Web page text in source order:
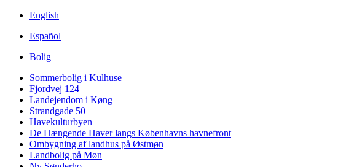
English
Español
Bolig
Sommerbolig i Kulhuse
Fjordvej 124
Landejendom i Køng
Strandgade 50
Havekulturbyen
De Hængende Haver langs Københavns havnefront
Ombygning af landhus på Østmøn
Landbolig på Møn